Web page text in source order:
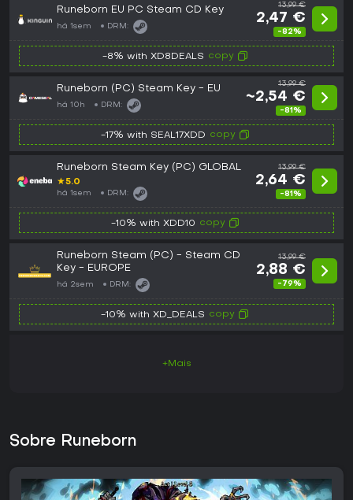
Runeborn EU PC Steam CD Key
há 1sem DRM:
13,99 €
2,47 €
-82%
-8% with XD8DEALS copy
Runeborn (PC) Steam Key - EU
há 10h DRM:
13,99 €
~2,54 €
-81%
-17% with SEAL17XDD copy
Runeborn Steam Key (PC) GLOBAL
★5.0
há 1sem DRM:
13,99 €
2,64 €
-81%
-10% with XDD10 copy
Runeborn Steam (PC) - Steam CD
Key - EUROPE
há 2sem DRM:
13,99 €
2,88 €
-79%
-10% with XD_DEALS copy
+Mais
Sobre Runeborn